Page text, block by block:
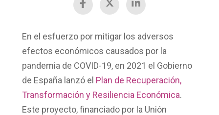
En el esfuerzo por mitigar los adversos
efectos económicos causados por la
pandemia de COVID-19, en 2021 el Gobierno
de España lanzó el Plan de Recuperación,
Transformación y Resiliencia Económica.
Este proyecto, financiado por la Unión